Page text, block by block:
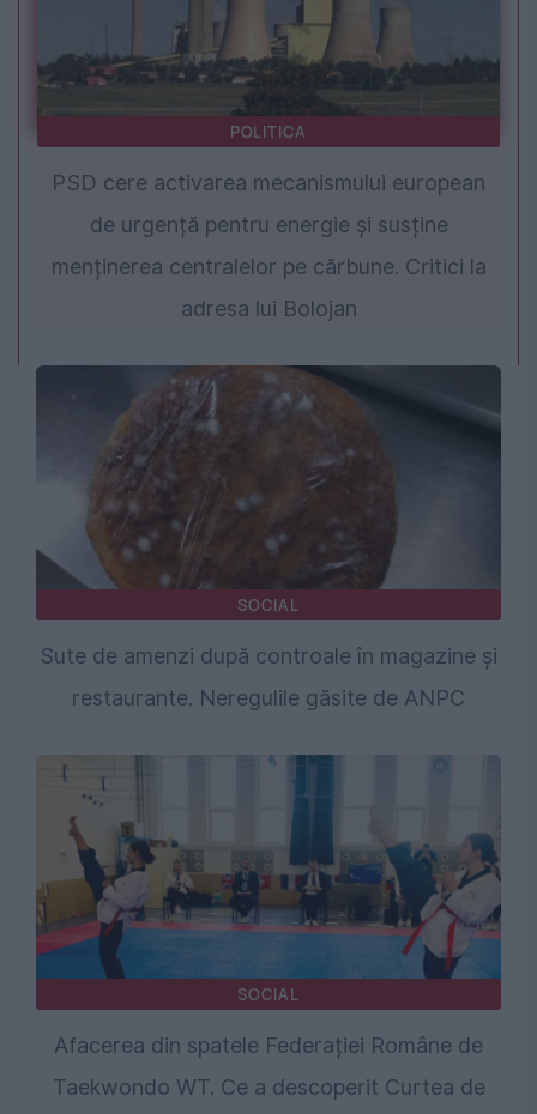
POLITICA
PSD cere activarea mecanismului european
de urgență pentru energie și susține
menținerea centralelor pe cărbune. Critici la
adresa lui Bolojan
SOCIAL
Sute de amenzi după controale în magazine și
restaurante. Neregulile găsite de ANPC
SOCIAL
Afacerea din spatele Federației Române de
Taekwondo WT. Ce a descoperit Curtea de